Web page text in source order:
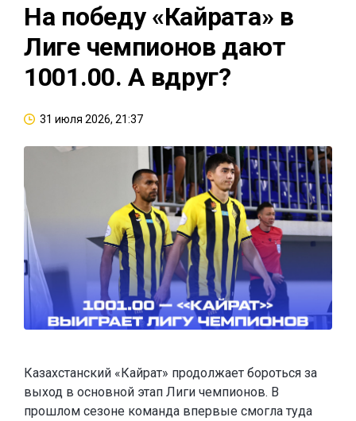
На победу «Кайрата» в
Лиге чемпионов дают
1001.00. А вдруг?
31 июля 2026, 21:37
Казахстанский «Кайрат» продолжает бороться за
выход в основной этап Лиги чемпионов. В
прошлом сезоне команда впервые смогла туда